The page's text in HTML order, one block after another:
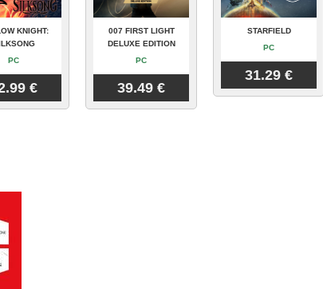
KNIGHT:
PC
€
007 FIRST LIGHT
DELUXE EDITION
PC
39.49 €
STARFIELD
PC
31.29 €